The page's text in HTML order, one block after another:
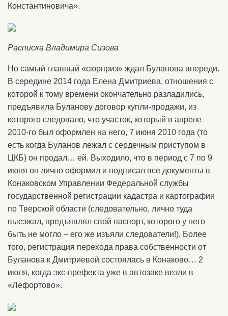
Константиновича».
Расписка Владимира Сизова
Но самый главный «сюрприз» ждал Буланова впереди.
В середине 2014 года Елена Дмитриева, отношения с
которой к тому времени окончательно разладились,
предъявила Буланову договор купли-продажи, из
которого следовало, что участок, который в апреле
2010-го был оформлен на него, 7 июня 2010 года (то
есть когда Буланов лежал с сердечным приступом в
ЦКБ) он продал… ей. Выходило, что в период с 7 по 9
июня он лично оформил и подписал все документы в
Конаковском Управлении Федеральной службы
государственной регистрации кадастра и картографии
по Тверской области (следовательно, лично туда
выезжал, предъявлял свой паспорт, которого у него
быть не могло – его же изъяли следователи!). Более
того, регистрация перехода права собственности от
Буланова к Дмитриевой состоялась в Конаково… 2
июля, когда экс-префекта уже в автозаке везли в
«Лефортово».